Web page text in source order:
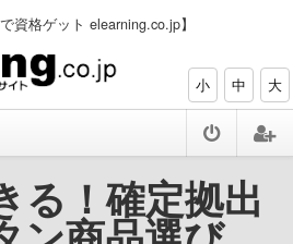
資格ゲット elearning.co.jp】
小 中 大
る！確定拠出